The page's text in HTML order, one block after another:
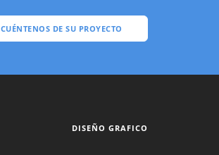
CUÉNTENOS DE SU PROYECTO
DISEÑO GRAFICO